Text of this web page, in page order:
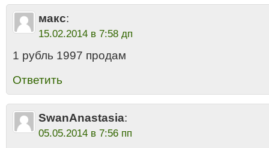
макс:
15.02.2014 в 7:58 дп
1 рубль 1997 продам
Ответить
SwanAnastasia:
05.05.2014 в 7:56 пп